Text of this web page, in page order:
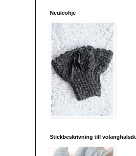
Neuleohje
Stickbeskrivning till